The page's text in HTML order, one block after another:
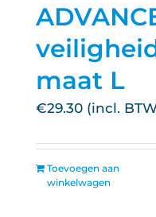
maat L
€29.30
Toevoegen aan
winkelwagen